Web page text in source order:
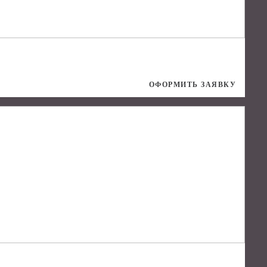
ОФОРМИТЬ ЗАЯВКУ